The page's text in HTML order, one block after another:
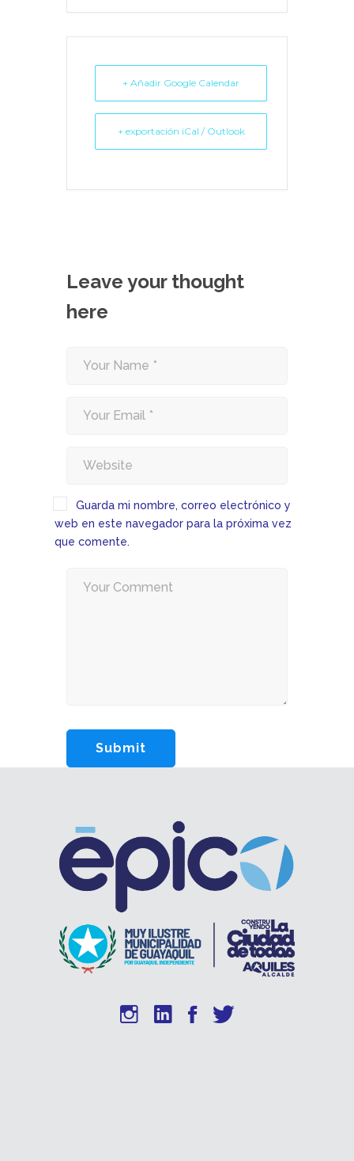
+ Añadir Google Calendar
+ exportación iCal / Outlook
Leave your thought
here
Guarda mi nombre, correo electrónico y
web en este navegador para la próxima vez
que comente.